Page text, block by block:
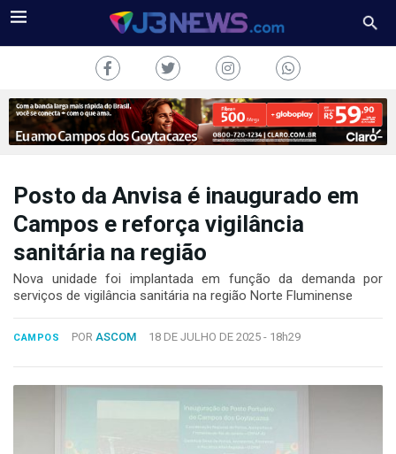
TV
COLUNAS
FALE
CONOSCO
Copyright
2024
Posto da Anvisa é inaugurado em
Campos e reforça vigilância
sanitária na região
Nova unidade foi implantada em função da demanda por
serviços de vigilância sanitária na região Norte Fluminense
CAMPOS POR ASCOM 18 DE JULHO DE 2025 - 18h29